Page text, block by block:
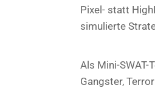
Pixel- statt
simulierte
Als Mini-
Gangster,